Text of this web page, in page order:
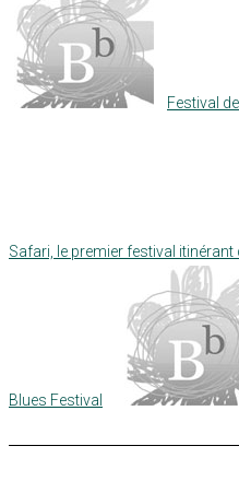
Festival
Safari, le premier festival itinérant
Blues Festival